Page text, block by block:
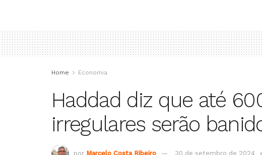
Home Economia
Haddad diz que até
irregulares serão
por Marcelo Costa Ribeiro 30 de setembro de 2024